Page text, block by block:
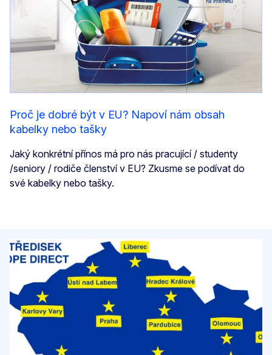
Proč je dobré být v EU? Napoví nám obsah
kabelky nebo tašky
Jaký konkrétní přínos má pro nás pracující / studenty
/seniory / rodiče členství v EU? Zkusme se podívat do
své kabelky nebo tašky.